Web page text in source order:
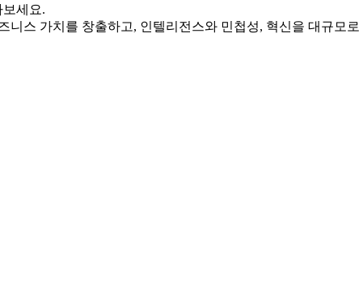
세요.
니스 가치를 창출하고, 인텔리전스와 민첩성, 혁신을 대규모